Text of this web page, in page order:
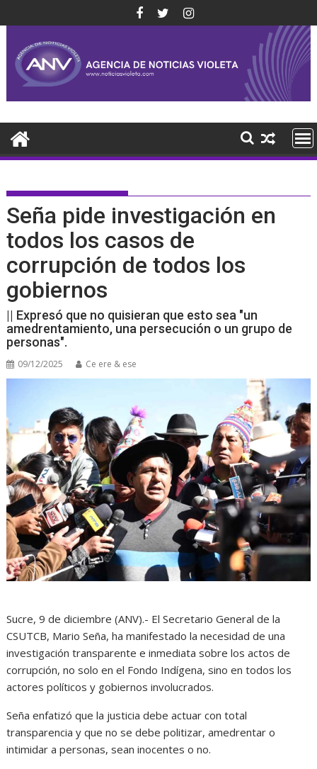
al
contenido
Seña pide investigación en
todos los casos de
corrupción de todos los
gobiernos
|| Expresó que no quisieran que esto sea "un
amedrentamiento, una persecución o un grupo de
personas".
09/12/2025 Ce ere & ese
Sucre, 9 de diciembre (ANV).- El Secretario General de la
CSUTCB, Mario Seña, ha manifestado la necesidad de una
investigación transparente e inmediata sobre los actos de
corrupción, no solo en el Fondo Indígena, sino en todos los
actores políticos y gobiernos involucrados.
Seña enfatizó que la justicia debe actuar con total
transparencia y que no se debe politizar, amedrentar o
intimidar a personas, sean inocentes o no.